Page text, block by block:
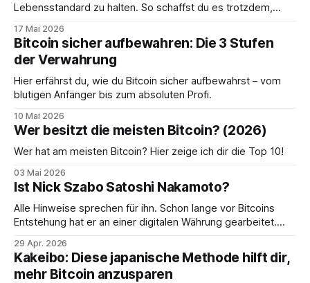
Lebensstandard zu halten. So schaffst du es trotzdem,
17 Mai 2026
Bitcoin sicher aufbewahren: Die 3 Stufen
der Verwahrung
Hier erfährst du, wie du Bitcoin sicher aufbewahrst – vom
blutigen Anfänger bis zum absoluten Profi.
10 Mai 2026
Wer besitzt die meisten Bitcoin? (2026)
Wer hat am meisten Bitcoin? Hier zeige ich dir die Top 10!
03 Mai 2026
Ist Nick Szabo Satoshi Nakamoto?
Alle Hinweise sprechen für ihn. Schon lange vor Bitcoins
Entstehung hat er an einer digitalen Währung gearbeitet.
29 Apr. 2026
Kakeibo: Diese japanische Methode hilft dir,
mehr Bitcoin anzusparen